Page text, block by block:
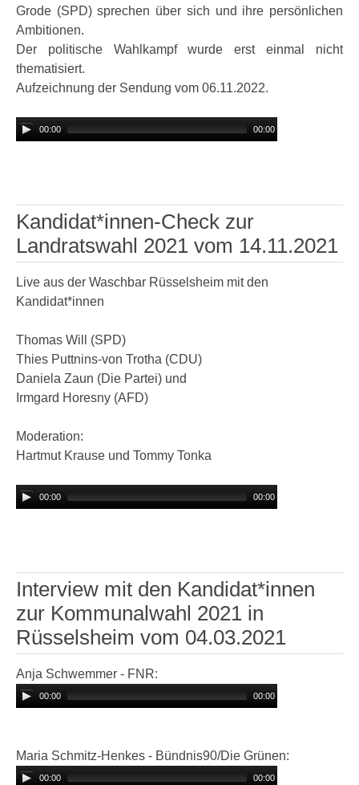
Grode (SPD) sprechen über sich und ihre persönlichen
Ambitionen.
Der politische Wahlkampf wurde erst einmal nicht
thematisiert.
Aufzeichnung der Sendung vom 06.11.2022.
00:00 00:00
Kandidat*innen-Check zur
Landratswahl 2021 vom 14.11.2021
Live aus der Waschbar Rüsselsheim mit den
Kandidat*innen
Thomas Will (SPD)
Thies Puttnins-von Trotha (CDU)
Daniela Zaun (Die Partei) und
Irmgard Horesny (AFD)
Moderation:
Hartmut Krause und Tommy Tonka
00:00 00:00
Interview mit den Kandidat*innen
zur Kommunalwahl 2021 in
Rüsselsheim vom 04.03.2021
Anja Schwemmer - FNR:
00:00 00:00
Maria Schmitz-Henkes - Bündnis90/Die Grünen:
00:00 00:00